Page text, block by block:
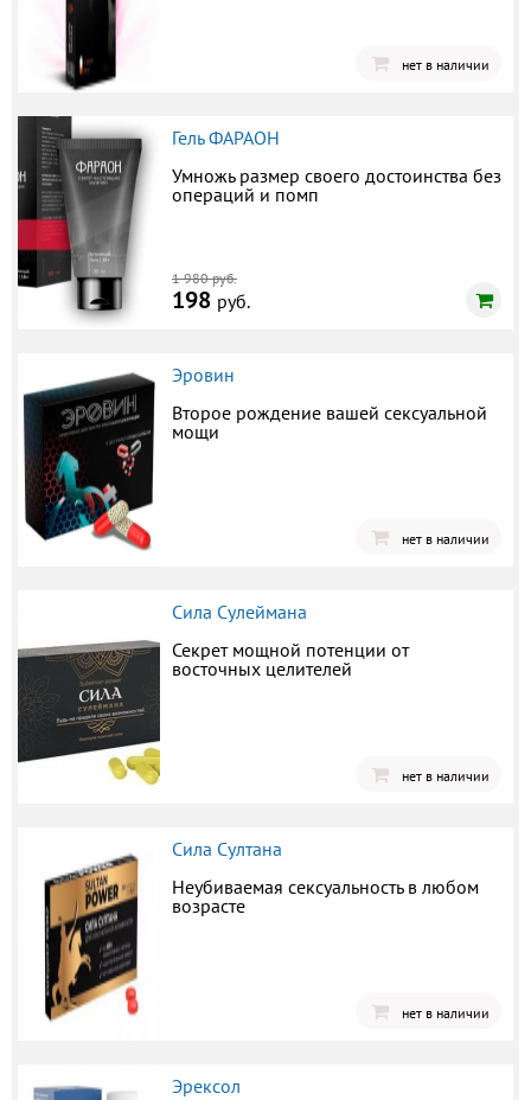
нет в наличии
Гель ФАРАОН
Умножь размер своего достоинства без
операций и помп
1 980 руб.
198 руб.
Эровин
Второе рождение вашей сексуальной
мощи
нет в наличии
Сила Сулеймана
Секрет мощной потенции от
восточных целителей
нет в наличии
Сила Султана
Неубиваемая сексуальность в любом
возрасте
нет в наличии
Эрексол